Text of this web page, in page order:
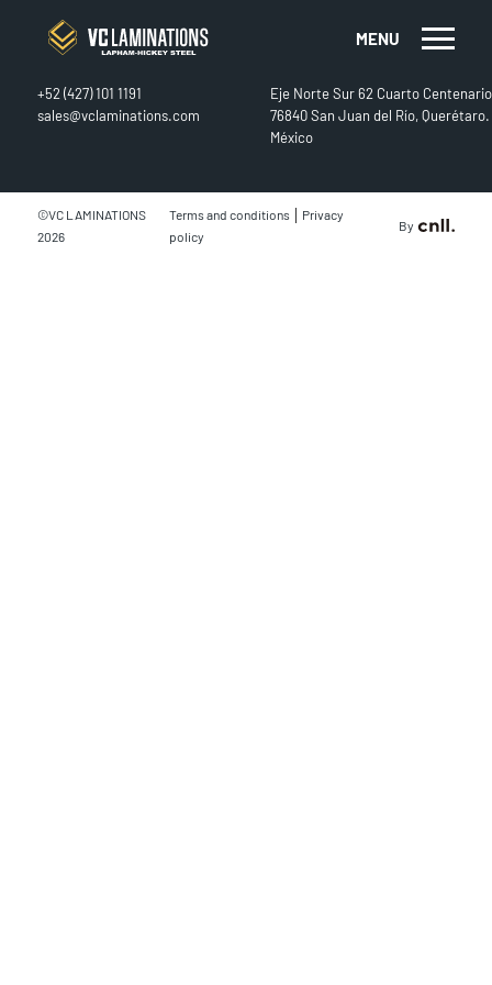
MENU
CONTACT
+52 (427) 101 1191
sales@vclaminations.com
Eje Norte Sur 62 Cuarto Centenario
76840 San Juan del Río, Querétaro.
México
©VC LAMINATIONS
2026
Terms and conditions | Privacy
policy
By